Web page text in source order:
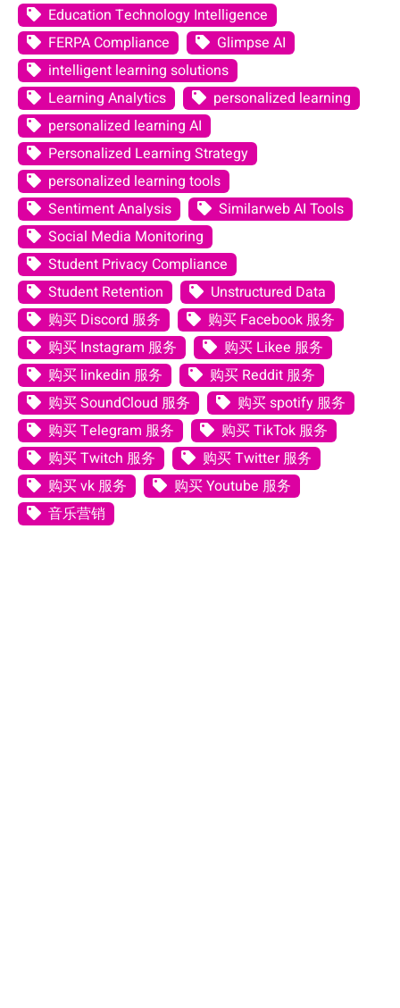
Education Technology Intelligence
FERPA Compliance
Glimpse AI
intelligent learning solutions
Learning Analytics
personalized learning
personalized learning AI
Personalized Learning Strategy
personalized learning tools
Sentiment Analysis
Similarweb AI Tools
Social Media Monitoring
Student Privacy Compliance
Student Retention
Unstructured Data
购买 Discord 服务
购买 Facebook 服务
购买 Instagram 服务
购买 Likee 服务
购买 linkedin 服务
购买 Reddit 服务
购买 SoundCloud 服务
购买 spotify 服务
购买 Telegram 服务
购买 TikTok 服务
购买 Twitch 服务
购买 Twitter 服务
购买 vk 服务
购买 Youtube 服务
音乐营销